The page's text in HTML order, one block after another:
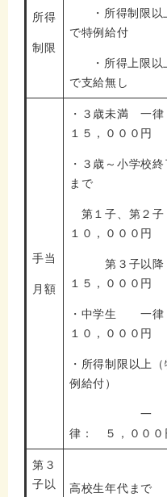
所得
制限
・所得制限以
で特例給付
・所得上限以
で支給無し
手当
月額
・３歳未満 一律
１５，０００円
・３歳～小学校終
まで
第１子、第２子
１０，０００円
第３子以降
１５，０００円
・中学生 一律
１０，０００円
・所得制限以上（
例給付）
一
律： ５，０００
第３
子以
高校生年代まで